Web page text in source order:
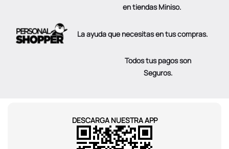
en tiendas Miniso.
La ayuda que necesitas en tus compras.
Todos tus pagos son
Seguros.
DESCARGA NUESTRA APP